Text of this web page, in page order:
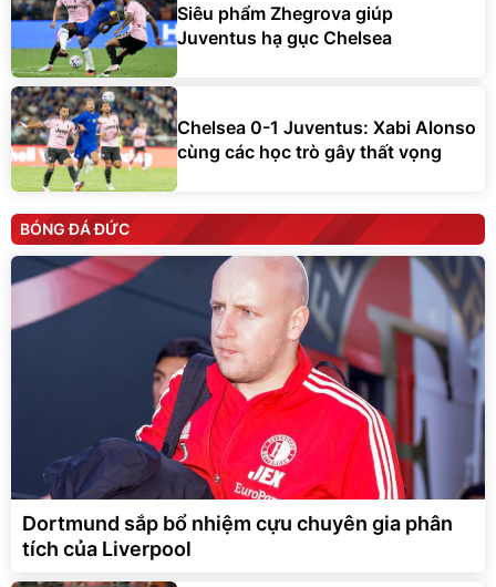
Siêu phẩm Zhegrova giúp
Juventus hạ gục Chelsea
Chelsea 0-1 Juventus: Xabi Alonso
cùng các học trò gây thất vọng
BÓNG ĐÁ ĐỨC
Dortmund sắp bổ nhiệm cựu chuyên gia phân
tích của Liverpool